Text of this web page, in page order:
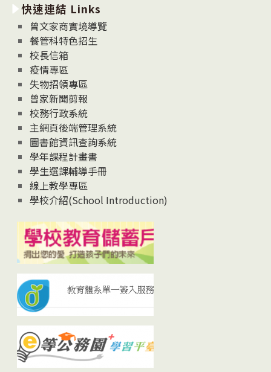
消
息
News
快速連結 Links
曾文家商實境導覽
餐管科特色招生
校長信箱
疫情專區
失物招領專區
曾家新聞剪報
校務行政系統
主網頁後端管理系統
圖書館資訊查詢系統
學年課程計畫書
學生選課輔導手冊
線上教學專區
學校介紹(School Introduction)